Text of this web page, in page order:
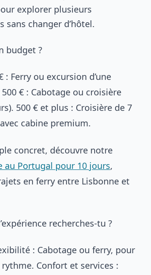
explorer plusieurs
sans changer d’hôtel.
budget ?
: Ferry ou excursion d’une
€ : Cabotage ou croisière
500 € et plus : Croisière de 7
cabine premium.
concret, découvre notre
au Portugal pour 10 jours,
en ferry entre Lisbonne et
recherches-tu ?
: Cabotage ou ferry, pour
Confort et services :